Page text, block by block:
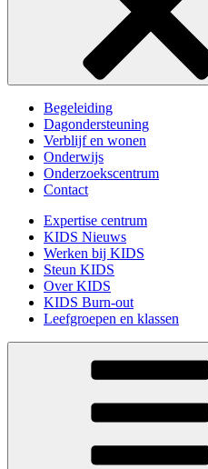
Begeleiding
Dagondersteuning
Verblijf en wonen
Onderwijs
Onderzoekscentrum
Contact
Expertise centrum
KIDS Nieuws
Werken bij KIDS
Steun KIDS
Over KIDS
KIDS Burn-out
Leefgroepen en klassen